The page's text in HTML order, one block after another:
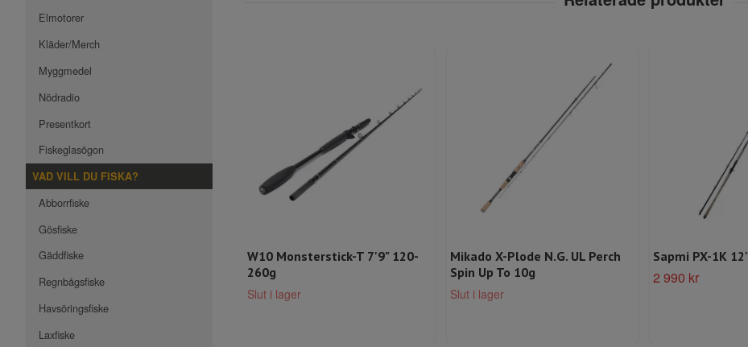
Elmotorer
Kläder/Merch
Myggmedel
Nödradio
Presentkort
Fiskeglasögon
VAD VILL DU FISKA?
Abborrfiske
Gösfiske
Gäddfiske
Regnbågsfiske
Havsöringsfiske
Laxfiske
W10 Monsterstick-T 7'9" 120-
260g
Slut i lager
Mikado X-Plode N.G. UL Perch
Spin Up To 10g
Slut i lager
Sapmi PX-1K 12'
2 990 kr